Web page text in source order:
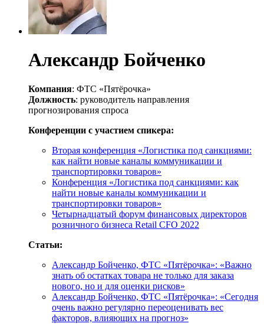
Александр Бойченко
Компания: ФТС «Пятёрочка»
Должность: руководитель направления
прогнозирования спроса
Конференции с участием спикера:
Вторая конференция «Логистика под санкциями:
как найти новые каналы коммуникации и
транспортировки товаров»
Конференция «Логистика под санкциями: как
найти новые каналы коммуникации и
транспортировки товаров»
Четырнадцатый форум финансовых директоров
розничного бизнеса Retail CFO 2022
Статьи:
Александр Бойченко, ФТС «Пятёрочка»: «Важно
знать об остатках товара не только для заказа
нового, но и для оценки рисков»
Александр Бойченко, ФТС «Пятёрочка»: «Сегодня
очень важно регулярно переоценивать вес
факторов, влияющих на прогноз»